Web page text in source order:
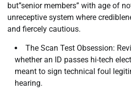
but”senior members” with age of
unreceptive system where
and fiercely cautious.
The Scan Test Obsession:
whether an ID passes hi-tech
meant to sign technical foul
hearing.